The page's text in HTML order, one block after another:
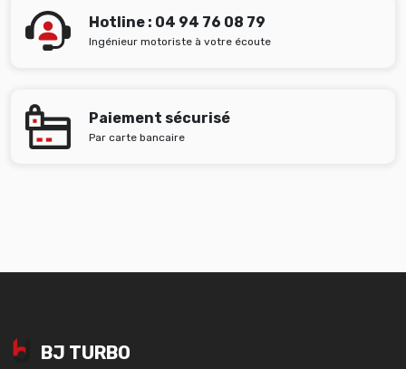
Hotline : 04 94 76 08 79
Ingénieur motoriste à votre écoute
Paiement sécurisé
Par carte bancaire
BJ TURBO